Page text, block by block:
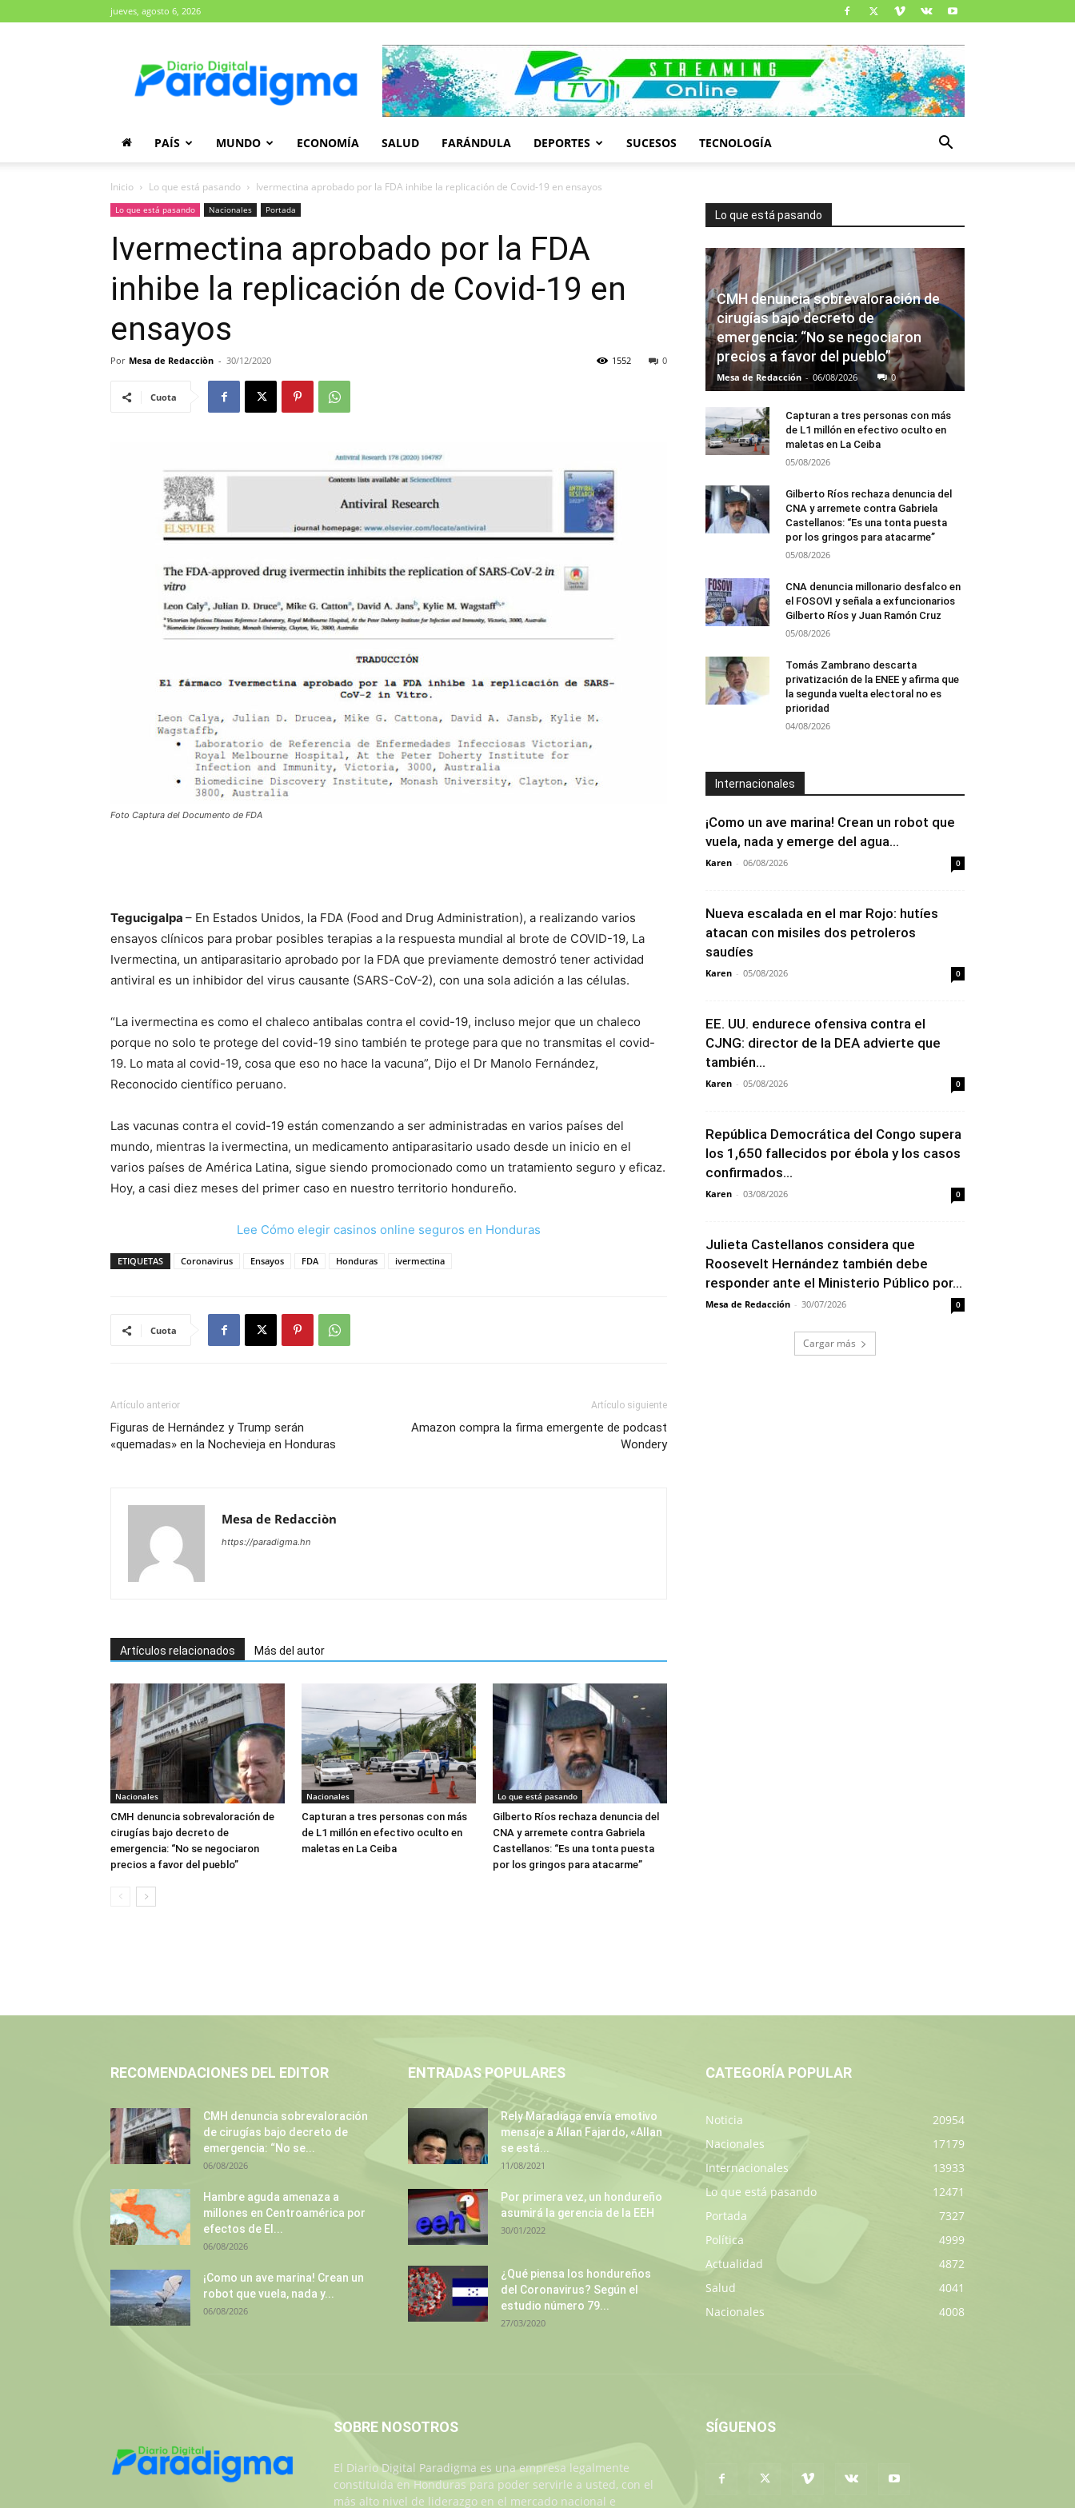
jueves, agosto 6, 2026
Paradigma
PAÍS MUNDO ECONOMÍA SALUD FARÁNDULA DEPORTES SUCESOS TECNOLOGÍA
Inicio Lo que está pasando Ivermectina aprobado por la FDA inhibe la replicación de Covid-19 en ensayos
Lo que está pasando Nacionales Portada
Ivermectina aprobado por la FDA
inhibe la replicación de Covid-19 en
ensayos
Por Mesa de Redacciòn - 30/12/2020 0
1552
Cuota
Foto Captura del Documento de FDA
Tegucigalpa – En Estados Unidos, la FDA (Food and Drug Administration), a realizando varios
ensayos clínicos para probar posibles terapias a la respuesta mundial al brote de COVID-19, La
Ivermectina, un antiparasitario aprobado por la FDA que previamente demostró tener actividad
antiviral es un inhibidor del virus causante (SARS-CoV-2), con una sola adición a las células.
“La ivermectina es como el chaleco antibalas contra el covid-19, incluso mejor que un chaleco
porque no solo te protege del covid-19 sino también te protege para que no transmitas el covid-
19. Lo mata al covid-19, cosa que eso no hace la vacuna”, Dijo el Dr Manolo Fernández,
Reconocido científico peruano.
Las vacunas contra el covid-19 están comenzando a ser administradas en varios países del
mundo, mientras la ivermectina, un medicamento antiparasitario usado desde un inicio en el
varios países de América Latina, sigue siendo promocionado como un tratamiento seguro y eficaz.
Hoy, a casi diez meses del primer caso en nuestro territorio hondureño.
Lee Cómo elegir casinos online seguros en Honduras
ETIQUETAS Coronavirus Ensayos FDA Honduras ivermectina
Cuota
Artículo anterior
Figuras de Hernández y Trump serán
«quemadas» en la Nochevieja en Honduras
Artículo siguiente
Amazon compra la firma emergente de podcast
Wondery
Mesa de Redacciòn
https://paradigma.hn
Artículos relacionados Más del autor
Nacionales
CMH denuncia sobrevaloración de
cirugías bajo decreto de
emergencia: “No se negociaron
precios a favor del pueblo”
Nacionales
Capturan a tres personas con más
de L1 millón en efectivo oculto en
maletas en La Ceiba
Lo que está pasando
Gilberto Ríos rechaza denuncia del
CNA y arremete contra Gabriela
Castellanos: “Es una tonta puesta
por los gringos para atacarme”
Lo que está pasando
CMH denuncia sobrevaloración de
cirugías bajo decreto de
emergencia: “No se negociaron
precios a favor del pueblo”
Mesa de Redacción - 06/08/2026 0
Capturan a tres personas con más
de L1 millón en efectivo oculto en
maletas en La Ceiba
05/08/2026
Gilberto Ríos rechaza denuncia del
CNA y arremete contra Gabriela
Castellanos: “Es una tonta puesta
por los gringos para atacarme”
05/08/2026
CNA denuncia millonario desfalco en
el FOSOVI y señala a exfuncionarios
Gilberto Ríos y Juan Ramón Cruz
05/08/2026
Tomás Zambrano descarta
privatización de la ENEE y afirma que
la segunda vuelta electoral no es
prioridad
04/08/2026
Internacionales
¡Como un ave marina! Crean un robot que
vuela, nada y emerge del agua...
Karen - 06/08/2026 0
Nueva escalada en el mar Rojo: hutíes
atacan con misiles dos petroleros
saudíes
Karen - 05/08/2026 0
EE. UU. endurece ofensiva contra el
CJNG: director de la DEA advierte que
también...
Karen - 05/08/2026 0
República Democrática del Congo supera
los 1,650 fallecidos por ébola y los casos
confirmados...
Karen - 03/08/2026 0
Julieta Castellanos considera que
Roosevelt Hernández también debe
responder ante el Ministerio Público por...
Mesa de Redacción - 30/07/2026 0
Cargar más
RECOMENDACIONES DEL EDITOR
CMH denuncia sobrevaloración
de cirugías bajo decreto de
emergencia: “No se...
06/08/2026
Hambre aguda amenaza a
millones en Centroamérica por
efectos de El...
06/08/2026
¡Como un ave marina! Crean un
robot que vuela, nada y...
06/08/2026
ENTRADAS POPULARES
Rely Maradiaga envía emotivo
mensaje a Allan Fajardo, «Allan
se está...
11/08/2021
Por primera vez, un hondureño
asumirá la gerencia de la EEH
30/01/2022
¿Qué piensa los hondureños
del Coronavirus? Según el
estudio número 79...
27/03/2020
CATEGORÍA POPULAR
Noticia
20954
Nacionales
17179
Internacionales
13933
Lo que está pasando
12471
Portada
7327
Política
4999
Actualidad
4872
Salud
4041
Nacionales
4008
SOBRE NOSOTROS
El Diario Digital Paradigma es una empresa legalmente
constituida en Honduras para poder servirle a usted, con el
más alto nivel de liderazgo en el mercado nacional e
SÍGUENOS